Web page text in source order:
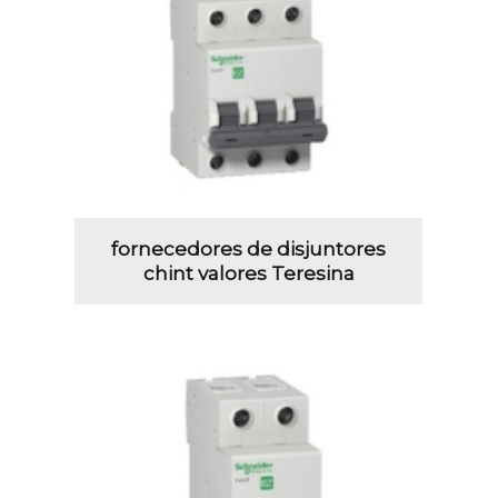
fornecedores de disjuntores
chint valores Teresina